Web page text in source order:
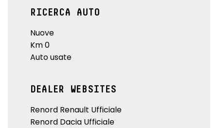
RICERCA AUTO
Nuove
Km 0
Auto usate
DEALER WEBSITES
Renord Renault Ufficiale
Renord Dacia Ufficiale